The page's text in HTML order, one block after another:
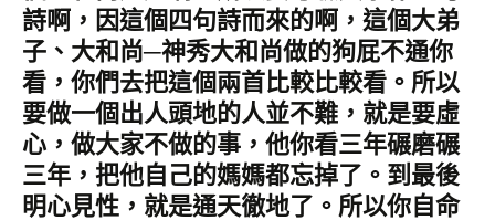
詩啊，因這個四句詩而來的啊，這個大弟
子、大和尚─神秀大和尚做的狗屁不通你
看，你們去把這個兩首比較比較看。所以
要做一個出人頭地的人並不難，就是要虛
心，做大家不做的事，他你看三年碾磨碾
三年，把他自己的媽媽都忘掉了。到最後
明心見性，就是通天徹地了。所以你自命